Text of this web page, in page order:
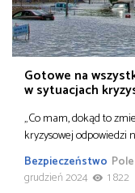
Gotowe na
w sytuacjach
„Co mam, dokąd to
kryzysowej odpowiedzi
Bezpieczeństwo
grudzień 2024
1 822